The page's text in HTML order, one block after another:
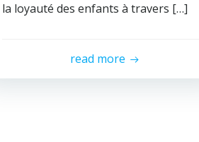
la loyauté des enfants à travers […]
read more